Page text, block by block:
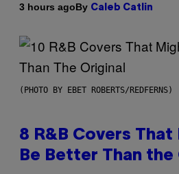
3 hours agoBy Caleb Catlin
(PHOTO BY EBET ROBERTS/REDFERNS)
8 R&B Covers
Be Better Than the